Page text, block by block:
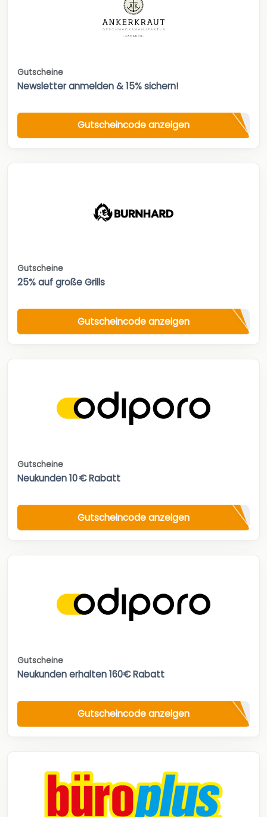
Gutscheine
Newsletter anmelden & 15% sichern!
Gutscheincode anzeigen
Gutscheine
25% auf große Grills
Gutscheincode anzeigen
Gutscheine
Neukunden 10 € Rabatt
Gutscheincode anzeigen
Gutscheine
Neukunden erhalten 160€ Rabatt
Gutscheincode anzeigen